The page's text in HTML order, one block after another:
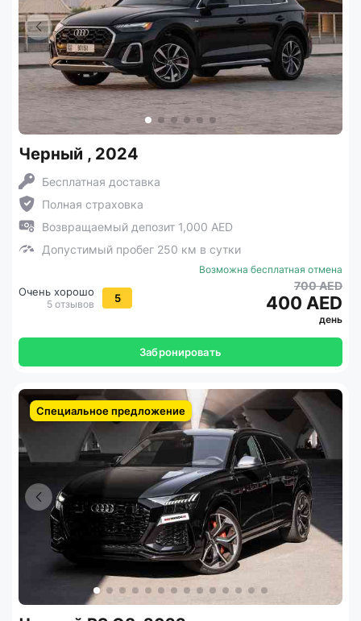
Черный , 2024
Бесплатная доставка
Полная страховка
Возвращаемый депозит 1,000 AED
Допустимый пробег 250 км в сутки
Очень хорошо
5 отзывов 5
Возможна бесплатная отмена
700 AED
400 AED
день
Забронировать
Специальное предложение